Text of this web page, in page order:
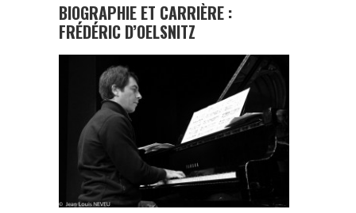
BIOGRAPHIE ET CARRIÈRE :
FRÉDÉRIC D’OELSNITZ